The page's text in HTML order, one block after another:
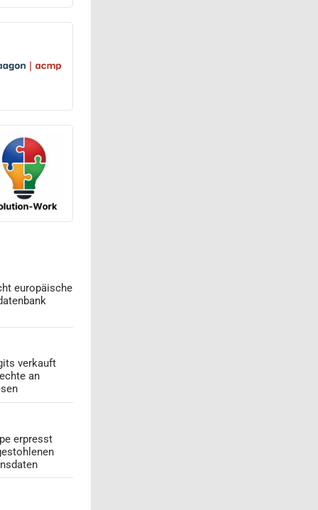
europäische
verkauft
an
erpresst